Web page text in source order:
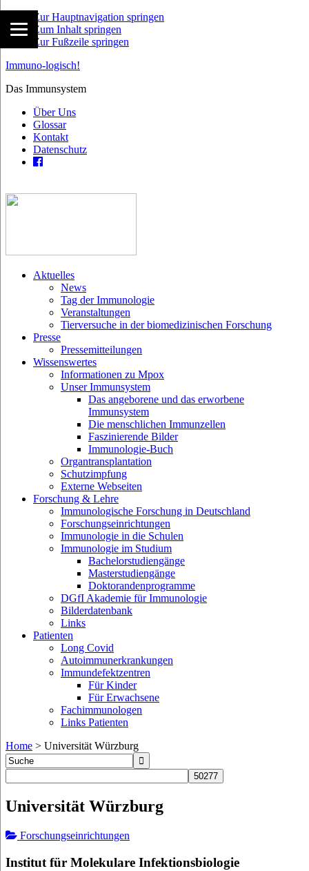
Zur Hauptnavigation springen
Zum Inhalt springen
Zur Fußzeile springen
Immuno-logisch!
Das Immunsystem
Über Uns
Glossar
Kontakt
Datenschutz
Aktuelles
News
Tag der Immunologie
Veranstaltungen
Tierversuche in der biomedizinischen Forschung
Presse
Pressemitteilungen
Wissenswertes
Informationen zu Mpox
Unser Immunsystem
Das angeborene und das erworbene
Immunsystem
Die menschlichen Immunzellen
Faszinierende Bilder
Immunologie-Buch
Organtransplantation
Schutzimpfung
Externe Webseiten
Forschung & Lehre
Immunologische Forschung in Deutschland
Forschungseinrichtungen
Immunologie in die Schulen
Immunologie im Studium
Bachelorstudiengänge
Masterstudiengänge
Doktorandenprogramme
DGfI Akademie für Immunologie
Bilderdatenbank
Links
Patienten
Long Covid
Autoimmunerkrankungen
Immundefektzentren
Für Kinder
Für Erwachsene
Fachimmunologen
Links Patienten
Home > Universität Würzburg
Universität Würzburg
Forschungseinrichtungen
Institut für Molekulare Infektionsbiologie